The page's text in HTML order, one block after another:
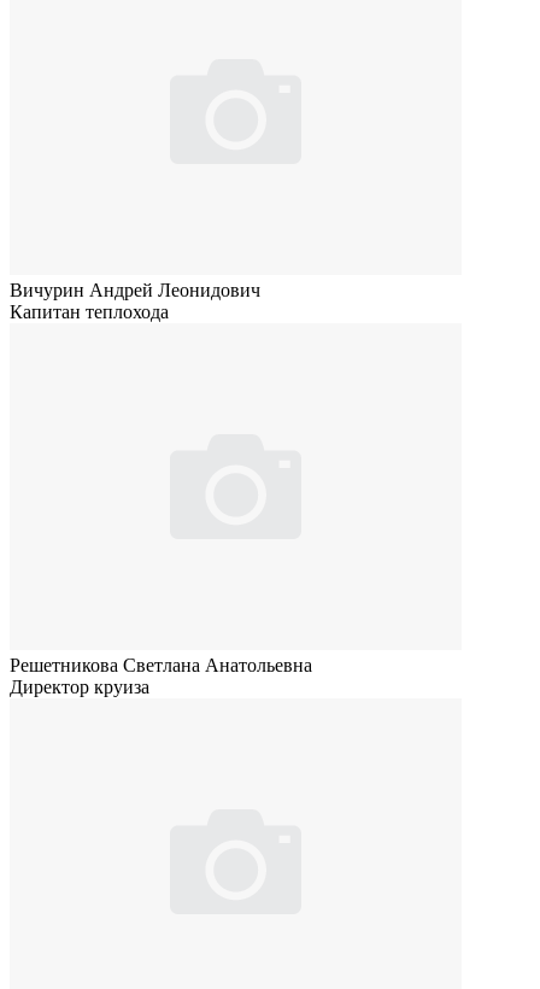
Вичурин Андрей Леонидович
Капитан теплохода
Решетникова Светлана Анатольевна
Директор круиза